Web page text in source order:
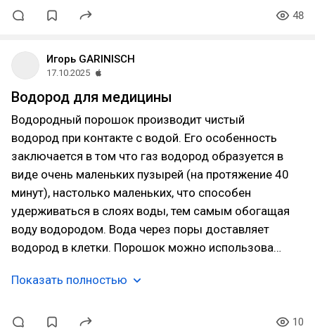
48
Игорь GARINISCH
17.10.2025
Водород для медицины
Водородный порошок производит чистый
водород при контакте с водой. Его особенность
заключается в том что газ водород образуется в
виде очень маленьких пузырей (на протяжение 40
минут), настолько маленьких, что способен
удерживаться в слоях воды, тем самым обогащая
воду водородом. Вода через поры доставляет
водород в клетки. Порошок можно использова…
Показать полностью
10